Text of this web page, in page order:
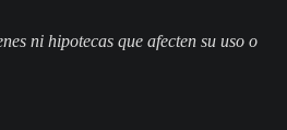
ni hipotecas que afecten su uso o